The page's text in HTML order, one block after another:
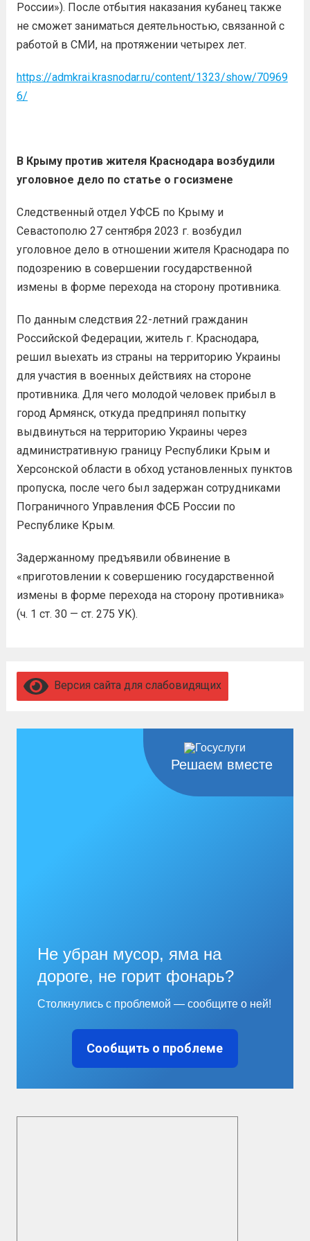
России»). После отбытия наказания кубанец также
не сможет заниматься деятельностью, связанной с
работой в СМИ, на протяжении четырех лет.
https://admkrai.krasnodar.ru/content/1323/show/70969
6/
В Крыму против жителя Краснодара возбудили
уголовное дело по статье о госизмене
Следственный отдел УФСБ по Крыму и
Севастополю 27 сентября 2023 г. возбудил
уголовное дело в отношении жителя Краснодара по
подозрению в совершении государственной
измены в форме перехода на сторону противника.
По данным следствия 22-летний гражданин
Российской Федерации, житель г. Краснодара,
решил выехать из страны на территорию Украины
для участия в военных действиях на стороне
противника. Для чего молодой человек прибыл в
город Армянск, откуда предпринял попытку
выдвинуться на территорию Украины через
административную границу Республики Крым и
Херсонской области в обход установленных пунктов
пропуска, после чего был задержан сотрудниками
Пограничного Управления ФСБ России по
Республике Крым.
Задержанному предъявили обвинение в
«приготовлении к совершению государственной
измены в форме перехода на сторону противника»
(ч. 1 ст. 30 — ст. 275 УК).
Версия сайта для слабовидящих
Решаем вместе
Не убран мусор, яма на
дороге, не горит фонарь?
Столкнулись с проблемой — сообщите о ней!
Сообщить о проблеме